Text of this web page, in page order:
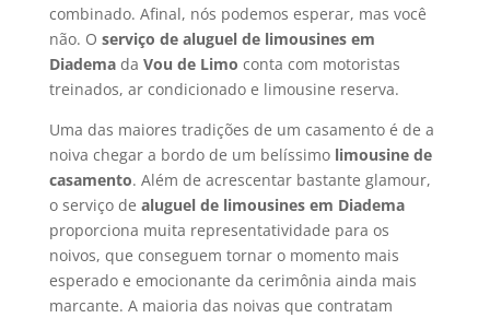
combinado. Afinal, nós podemos esperar, mas você
não. O serviço de aluguel de limousines em
Diademada Vou de Limo conta com motoristas
treinados, ar condicionado e limousine reserva.
Uma das maiores tradições de um casamento é de a
noiva chegar a bordo de um belíssimolimousine de
casamento. Além de acrescentar bastante glamour,
o serviço de aluguel de limousines em Diadema
proporciona muita representatividade para os
noivos, que conseguem tornar o momento mais
esperado e emocionante da cerimônia ainda mais
marcante. A maioria das noivas que contratam